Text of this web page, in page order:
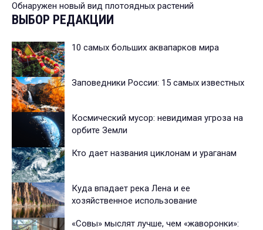
Обнаружен новый вид плотоядных растений
ВЫБОР РЕДАКЦИИ
10 самых больших аквапарков мира
Заповедники России: 15 самых известных
Космический мусор: невидимая угроза на
орбите Земли
Кто дает названия циклонам и ураганам
Куда впадает река Лена и ее
хозяйственное использование
«Совы» мыслят лучше, чем «жаворонки»: